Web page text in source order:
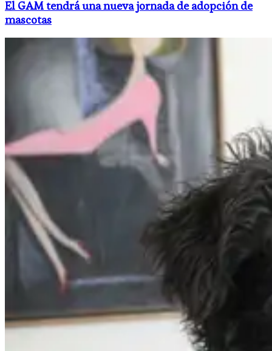
El GAM tendrá una nueva jornada de adopción de
mascotas